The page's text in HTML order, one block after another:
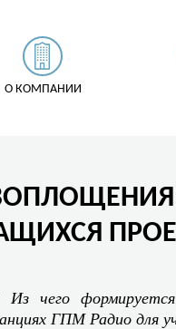
О КОМПАНИИ
чего
ГПМ Радио для